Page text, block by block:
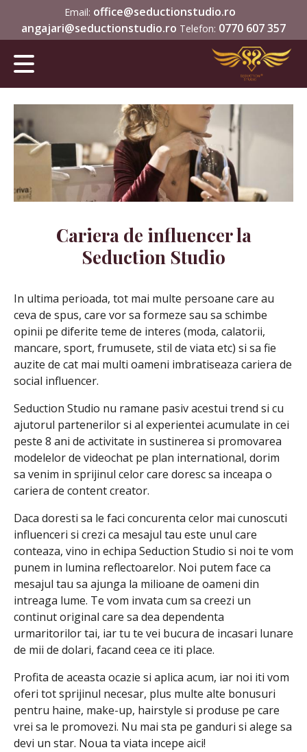
Email: office@seductionstudio.ro
angajari@seductionstudio.ro Telefon: 0770 607 357
Cariera de influencer la
Seduction Studio
In ultima perioada, tot mai multe persoane care au
ceva de spus, care vor sa formeze sau sa schimbe
opinii pe diferite teme de interes (moda, calatorii,
mancare, sport, frumusete, stil de viata etc) si sa fie
auzite de cat mai multi oameni imbratiseaza cariera de
social influencer.
Seduction Studio nu ramane pasiv acestui trend si cu
ajutorul partenerilor si al experientei acumulate in cei
peste 8 ani de activitate in sustinerea si promovarea
modelelor de videochat pe plan international, dorim
sa venim in sprijinul celor care doresc sa inceapa o
cariera de content creator.
Daca doresti sa le faci concurenta celor mai cunoscuti
influenceri si crezi ca mesajul tau este unul care
conteaza, vino in echipa Seduction Studio si noi te vom
punem in lumina reflectoarelor. Noi putem face ca
mesajul tau sa ajunga la milioane de oameni din
intreaga lume. Te vom invata cum sa creezi un
continut original care sa dea dependenta
urmaritorilor tai, iar tu te vei bucura de incasari lunare
de mii de dolari, facand ceea ce iti place.
Profita de aceasta ocazie si aplica acum, iar noi iti vom
oferi tot sprijinul necesar, plus multe alte bonusuri
pentru haine, make-up, hairstyle si produse pe care
vrei sa le promovezi. Nu mai sta pe ganduri si alege sa
devi un star. Noua ta viata incepe aici!